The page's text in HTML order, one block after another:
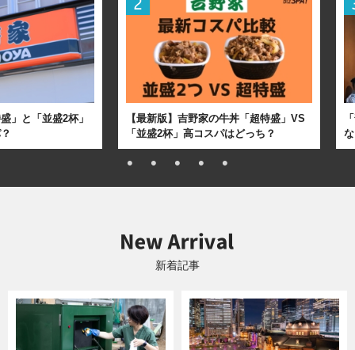
」と「並盛2杯」
【最新版】吉野家の牛丼「超特盛」VS
「並盛2杯」高コスパはどっち？
新着記事